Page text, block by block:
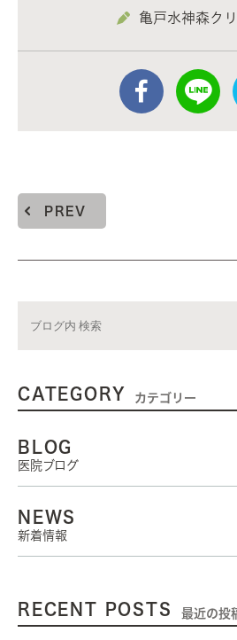
亀戸水神森ク
PREV
CATEGORY カテゴリー
BLOG
医院ブログ
NEWS
新着情報
RECENT POSTS 最近の投